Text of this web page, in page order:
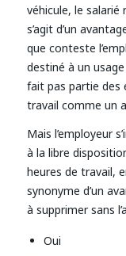
véhicule, le salarié
s’agit d’un
que conteste
destiné à un
fait pas partie des
travail comme un
Mais l’employeur
à la libre
heures de travail,
synonyme d’un
à supprimer sans
Oui